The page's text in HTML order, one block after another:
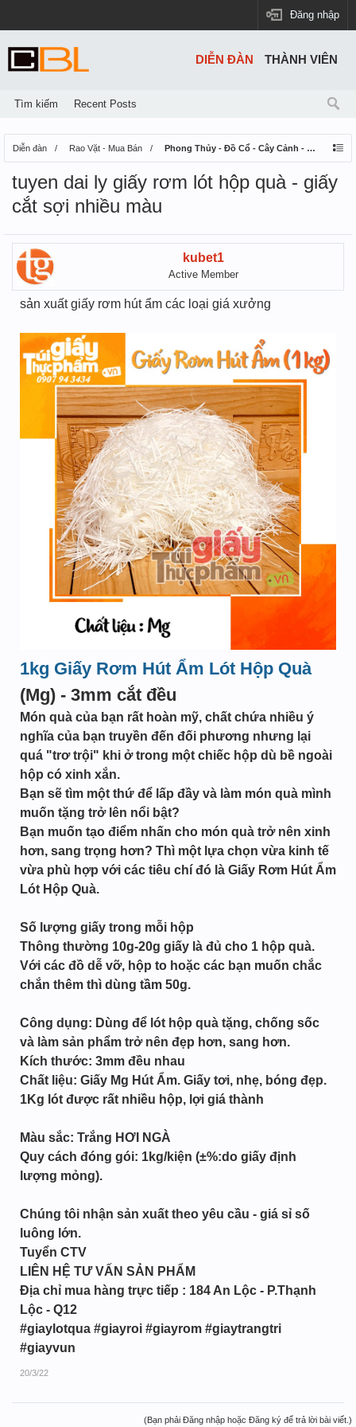
Đăng nhập
Diễn đàn Rao Vặt - Mua Bán Phong Thủy - Đồ Cổ - Cây Cảnh - Thú Nuôi
tuyen dai ly giấy rơm lót hộp quà - giấy
cắt sợi nhiều màu
kubet1
Active Member
sản xuất giấy rơm hút ẩm các loại giá xưởng
1kg Giấy Rơm Hút Ẩm Lót Hộp Quà
(Mg) - 3mm cắt đều
Món quà của bạn rất hoàn mỹ, chất chứa nhiều ý
nghĩa của bạn truyền đến đối phương nhưng lại
quá "trơ trội" khi ở trong một chiếc hộp dù bề ngoài
hộp có xinh xắn.
Bạn sẽ tìm một thứ để lấp đầy và làm món quà mình
muốn tặng trở lên nổi bật?
Bạn muốn tạo điểm nhấn cho món quà trở nên xinh
hơn, sang trọng hơn? Thì một lựa chọn vừa kinh tế
vừa phù hợp với các tiêu chí đó là Giấy Rơm Hút Ẩm
Lót Hộp Quà.
Số lượng giấy trong mỗi hộp
Thông thường 10g-20g giấy là đủ cho 1 hộp quà.
Với các đồ dễ vỡ, hộp to hoặc các bạn muốn chắc
chắn thêm thì dùng tầm 50g.
Công dụng: Dùng để lót hộp quà tặng, chống sốc
và làm sản phẩm trở nên đẹp hơn, sang hơn.
Kích thước: 3mm đều nhau
Chất liệu: Giấy Mg Hút Ẩm. Giấy tơi, nhẹ, bóng đẹp.
1Kg lót được rất nhiều hộp, lợi giá thành
Màu sắc: Trắng HƠI NGÀ
Quy cách đóng gói: 1kg/kiện (±%:do giấy định
lượng mỏng).
Chúng tôi nhận sản xuất theo yêu cầu - giá sỉ số
luông lớn.
Tuyển CTV
LIÊN HỆ TƯ VẤN SẢN PHẨM
Địa chỉ mua hàng trực tiếp : 184 An Lộc - P.Thạnh
Lộc - Q12
#giaylotqua #giayroi #giayrom #giaytrangtri
#giayvun
20/3/22
(Bạn phải Đăng nhập hoặc Đăng ký để trả lời bài viết.)
DIỄN ĐÀN
Tìm kiếm Recent Posts
THÀNH VIÊN